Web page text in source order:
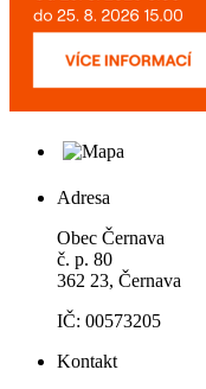
Adresa
Obec Černava
č. p. 80
362 23, Černava
IČ: 00573205
Kontakt